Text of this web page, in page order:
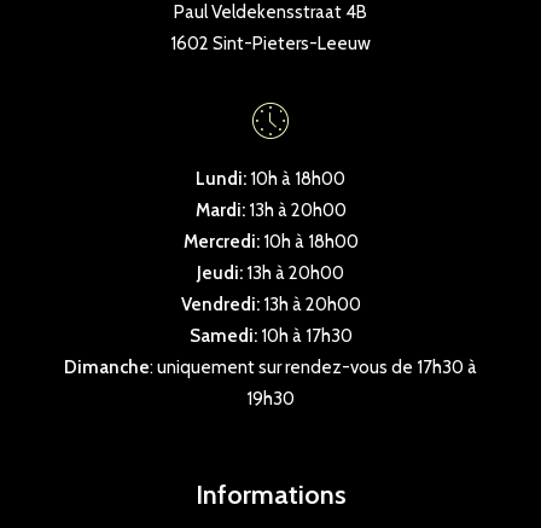
Paul Veldekensstraat 4B
1602 Sint-Pieters-Leeuw
Lundi: 10h à 18h00
Mardi:13h à 20h00
Mercredi:10h à 18h00
Jeudi: 13h à 20h00
Vendredi:13h à 20h00
Samedi:10h à 17h30
Dimanche: uniquement sur rendez-vous de 17h30 à
19h30
Informations